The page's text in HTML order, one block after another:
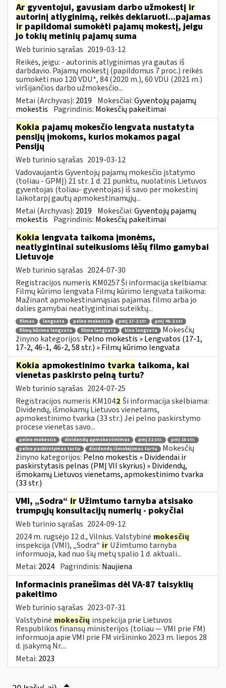
Ar gyventojui, gavusiam darbo užmokestį ir
autorinį atlyginimą, reikės deklaruoti...pajamas
ir papildomai sumokėti pajamų mokestį, jeigu
jo tokių metinių pajamų suma
Web turinio sąrašas 2019-03-12
Reikės, jeigu: - autorinis atlyginimas yra gautas iš
darbdavio. Pajamų mokestį (papildomus 7 proc.) reikės
sumokėti nuo 120 VDU*, 84 (2020 m.), 60 VDU (2021 m.)
viršijančios darbo užmokesčio...
Metai (Archyvas): 2019 Mokesčiai:Gyventojų pajamų
mokestis Pagrindinis: Mokesčių pakeitimai
Kokia pajamų mokesčio lengvata nustatyta
pensijų įmokoms, kurios mokamos pagal
Pensijų
Web turinio sąrašas 2019-03-12
Vadovaujantis Gyventojų pajamų mokesčio įstatymo
(toliau - GPMĮ) 21 str. 1 d. 21 punktu, nuolatinis Lietuvos
gyventojas (toliau- gyventojas) iš savo per mokestinį
laikotarpį gautų apmokestinamųjų...
Metai (Archyvas): 2019 Mokesčiai:Gyventojų pajamų
mokestis Pagrindinis: Mokesčių pakeitimai
Kokia lengvata taikoma įmonėms,
neatlygintinai suteikusioms lėšų filmo gamybai
Lietuvoje
Web turinio sąrašas 2024-07-30
Registracijos numeris KM0257 Ši informacija skelbiama:
Filmų kūrimo lengvata Filmų kūrimo lengvata taikoma:
Mažinant apmokestinamąsias pajamas filmo arba jo
dalies gamybai neatlygintinai suteiktų...
filmas lengvata pelno mokestis pmį 17-2 str
pmį 46-2 str
filmų kūrimo lengvata
filmo lengvata kino lengvata
Mokesčių
žinyno kategorijos: Pelno mokestis » Lengvatos (17-1,
17-2, 46-1, 46-2, 58 str.) » Filmų kūrimo lengvata
Kokia apmokestinimo tvarka taikoma, kai
vienetas paskirsto pelną turtu?
Web turinio sąrašas 2024-07-25
Registracijos numeris KM1042 Ši informacija skelbiama:
Dividendų, išmokamų Lietuvos vienetams,
apmokestinimo tvarka (33 str.) Jei pelno paskirstymo
procese vienetas savo...
pelno mokestis dividendų apmokestinimas pmį 32 str.
pmį 16 str.
pelno paskirstymas turtu
dividendų išmokėjimas turtu
Mokesčių
žinyno kategorijos: Pelno mokestis » Dividendai ir
paskirstytasis pelnas (PMĮ VII skyrius) » Dividendų,
išmokamų Lietuvos vienetams, apmokestinimo tvarka
(33 str.)
VMI, „Sodra“ ir Užimtumo tarnyba atsisako
trumpųjų konsultacijų numerių - pokyčiai
Web turinio sąrašas 2024-09-12
2024 m. rugsėjo 12 d., Vilnius. Valstybinė mokesčių
inspekcija (VMI), „Sodra“ ir Užimtumo tarnyba
informuoja, kad nuo šių metų spalio 1 d. aktuali...
Metai: 2024 Pagrindinis: Naujiena
Informacinis pranešimas dėl VA-87 taisyklių
pakeitimo
Web turinio sąrašas 2023-07-31
Valstybinė mokesčių inspekcija prie Lietuvos
Respublikos finansų ministerijos (toliau ― VMI prie FM)
informuoja apie VMI prie FM viršininko 2023 m. liepos 28
d. įsakymą Nr....
Metai: 2023